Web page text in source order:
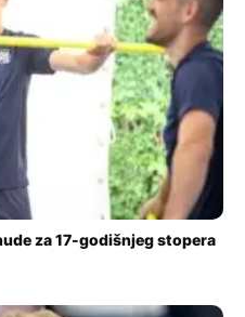
za 17-godišnjeg stopera